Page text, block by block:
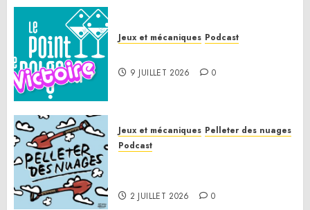
Jeux et mécaniques Podcast
9 JUILLET 2026 0
Jeux et mécaniques Pelleter des nuages
Podcast
2 JUILLET 2026 0